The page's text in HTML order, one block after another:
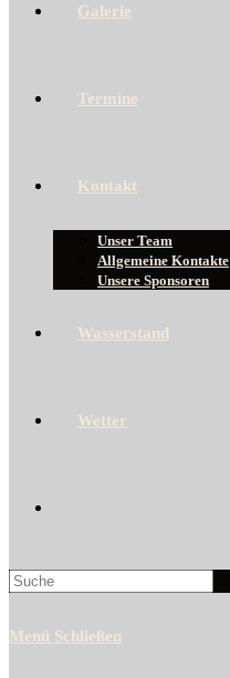
Galerie
Termine
Kontakt
Unser Team
Allgemeine Kontakte
Unsere Sponsoren
Wasserstand
Wetter
Search
this
Menü Schließen